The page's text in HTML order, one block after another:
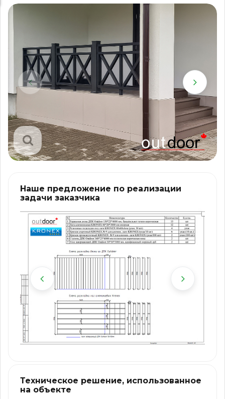
Наше предложение по реализации
задачи заказчика
Техническое решение, использованное
на объекте